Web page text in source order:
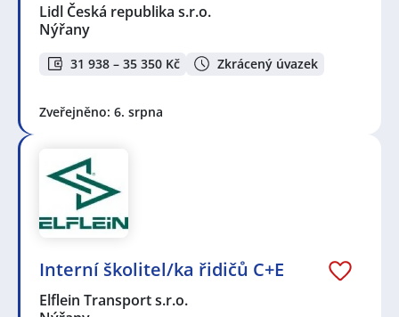
Lidl Česká republika s.r.o.
Nýřany
31 938 – 35 350 Kč Zkrácený úvazek
Zveřejněno: 6. srpna
Interní školitel/ka řidičů C+E
Elflein Transport s.r.o.